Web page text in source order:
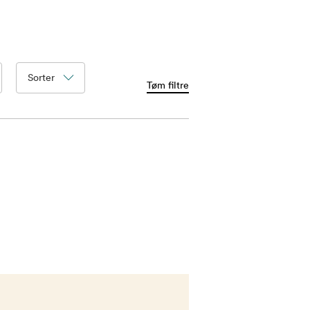
Sorter
Tøm filtre